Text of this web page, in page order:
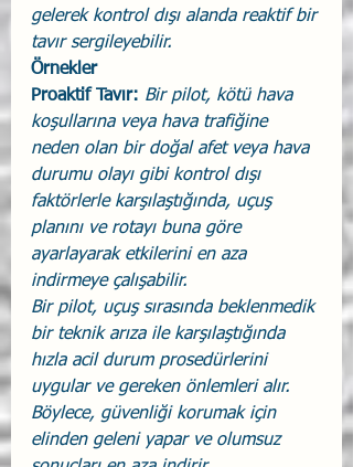
gelerek kontrol dışı alanda reaktif bir
tavır sergileyebilir.
Örnekler
Proaktif Tavır: Bir pilot, kötü hava
koşullarına veya hava trafiğine
neden olan bir doğal afet veya hava
durumu olayı gibi kontrol dışı
faktörlerle karşılaştığında, uçuş
planını ve rotayı buna göre
ayarlayarak etkilerini en aza
indirmeye çalışabilir.
Bir pilot, uçuş sırasında beklenmedik
bir teknik arıza ile karşılaştığında
hızla acil durum prosedürlerini
uygular ve gereken önlemleri alır.
Böylece, güvenliği korumak için
elinden geleni yapar ve olumsuz